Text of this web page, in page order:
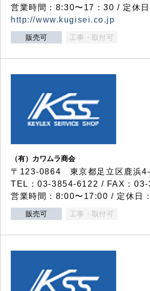
営業時間：8:30〜17：30 / 定休
http://www.kugisei.co.jp
販売可 工事・取付可
（有）カワムラ商会
〒123-0864 東京都足立区鹿浜
TEL：03-3854-6122 / FAX：
営業時間：8:00〜17:00 / 定休日
販売可 工事・取付可